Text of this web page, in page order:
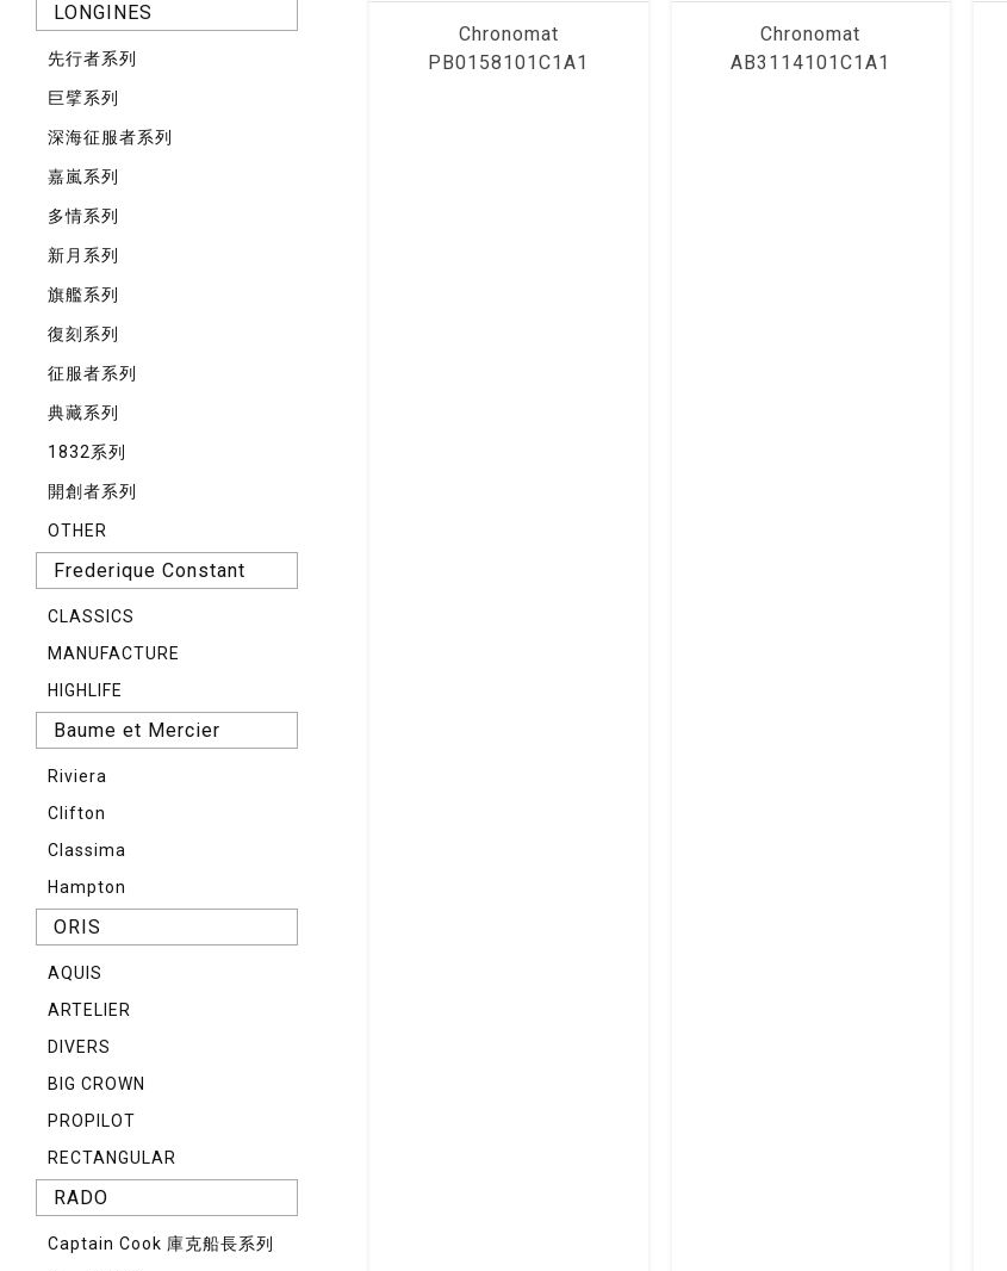
LONGINES
先⾏者系列
巨擘系列
深海征服者系列
嘉嵐系列
多情系列
新月系列
旗艦系列
復刻系列
征服者系列
典藏系列
1832系列
開創者系列
OTHER
Frederique Constant
CLASSICS
MANUFACTURE
HIGHLIFE
Baume et Mercier
Riviera
Clifton
Classima
Hampton
ORIS
AQUIS
ARTELIER
DIVERS
BIG CROWN
PROPILOT
RECTANGULAR
RADO
Captain Cook 庫克船長系列
Chronomat
PB0158101C1A1
Chronomat
AB3114101C1A1